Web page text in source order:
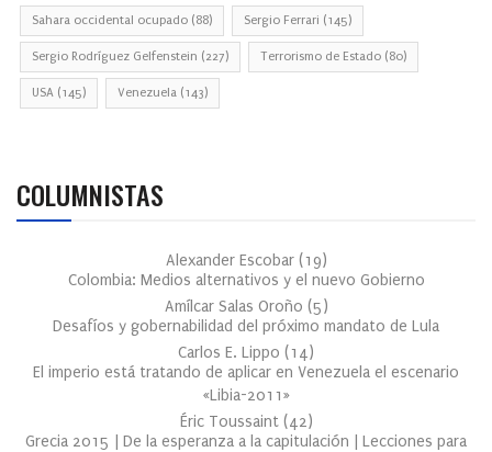
Sahara occidental ocupado (88) Sergio Ferrari (145)
Sergio Rodríguez Gelfenstein (227) Terrorismo de Estado (80)
USA (145) Venezuela (143)
COLUMNISTAS
Alexander Escobar (19)
Colombia: Medios alternativos y el nuevo Gobierno
Amílcar Salas Oroño (5)
Desafíos y gobernabilidad del próximo mandato de Lula
Carlos E. Lippo (14)
El imperio está tratando de aplicar en Venezuela el escenario
«Libia-2011»
Éric Toussaint (42)
Grecia 2015 | De la esperanza a la capitulación | Lecciones para